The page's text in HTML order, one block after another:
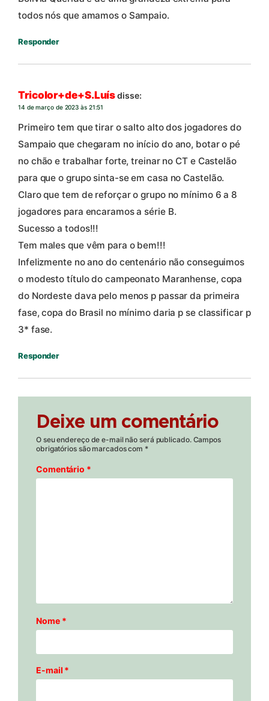
todos nós que amamos o Sampaio.
Responder
Tricolor+de+S.Luísdisse:
14 de março de 2023 às 21:51
Primeiro tem que tirar o salto alto dos jogadores do
Sampaio que chegaram no início do ano, botar o pé
no chão e trabalhar forte, treinar no CT e Castelão
para que o grupo sinta-se em casa no Castelão.
Claro que tem de reforçar o grupo no mínimo 6 a 8
jogadores para encaramos a série B.
Sucesso a todos!!!
Tem males que vêm para o bem!!!
Infelizmente no ano do centenário não conseguimos
o modesto título do campeonato Maranhense, copa
do Nordeste dava pelo menos p passar da primeira
fase, copa do Brasil no mínimo daria p se classificar p
3* fase.
Responder
Deixe um comentário
O seu endereço de e-mail não será publicado. Campos
obrigatórios são marcados com *
Comentário *
Nome *
E-mail *